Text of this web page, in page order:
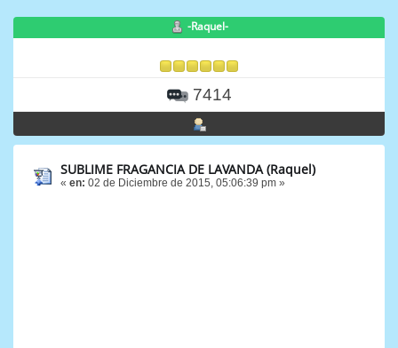
-Raquel-
7414
SUBLIME FRAGANCIA DE LAVANDA (Raquel)
« en: 02 de Diciembre de 2015, 05:06:39 pm »